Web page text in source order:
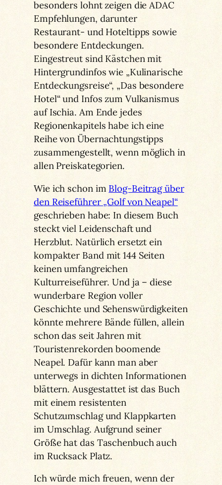
besonders lohnt zeigen die ADAC
Empfehlungen, darunter
Restaurant- und Hoteltipps sowie
besondere Entdeckungen.
Eingestreut sind Kästchen mit
Hintergrundinfos wie „Kulinarische
Entdeckungsreise“, „Das besondere
Hotel“ und Infos zum Vulkanismus
auf Ischia. Am Ende jedes
Regionenkapitels habe ich eine
Reihe von Übernachtungstipps
zusammengestellt, wenn möglich in
allen Preiskategorien.
Wie ich schon im Blog-Beitrag über
den Reiseführer „Golf von Neapel“
geschrieben habe: In diesem Buch
steckt viel Leidenschaft und
Herzblut. Natürlich ersetzt ein
kompakter Band mit 144 Seiten
keinen umfangreichen
Kulturreiseführer. Und ja – diese
wunderbare Region voller
Geschichte und Sehenswürdigkeiten
könnte mehrere Bände füllen, allein
schon das seit Jahren mit
Touristenrekorden boomende
Neapel. Dafür kann man aber
unterwegs in dichten Informationen
blättern. Ausgestattet ist das Buch
mit einem resistenten
Schutzumschlag und Klappkarten
im Umschlag. Aufgrund seiner
Größe hat das Taschenbuch auch
im Rucksack Platz.
Ich würde mich freuen, wenn der